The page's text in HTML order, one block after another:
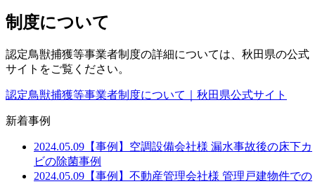
制度について
認定鳥獣捕獲等事業者制度の詳細については、秋田県の公式
サイトをご覧ください。
認定鳥獣捕獲等事業者制度について｜秋田県公式サイト
新着事例
2024.05.09 【事例】空調設備会社様 漏水事故後の床下カ
ビの除菌事例
2024.05.09 【事例】不動産管理会社様 管理戸建物件での